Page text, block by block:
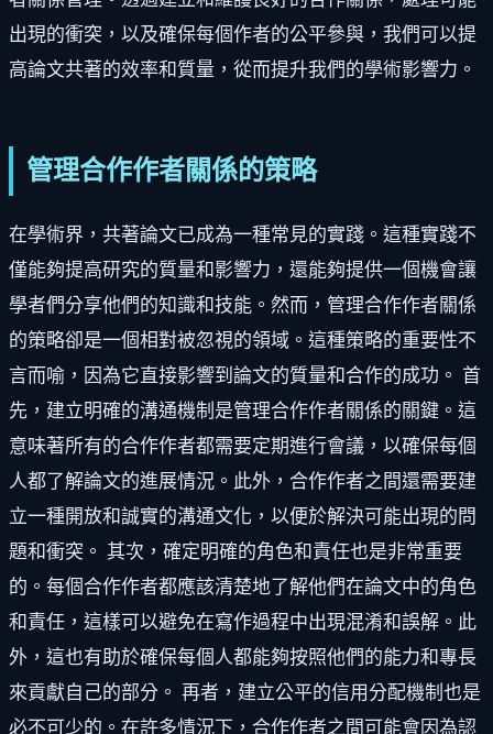
出現的衝突，以及確保每個作者的公平參與，我們可以提
高論文共著的效率和質量，從而提升我們的學術影響力。
管理合作作者關係的策略
在學術界，共著論文已成為一種常見的實踐。這種實踐不
僅能夠提高研究的質量和影響力，還能夠提供一個機會讓
學者們分享他們的知識和技能。然而，管理合作作者關係
的策略卻是一個相對被忽視的領域。這種策略的重要性不
言而喻，因為它直接影響到論文的質量和合作的成功。 首
先，建立明確的溝通機制是管理合作作者關係的關鍵。這
意味著所有的合作作者都需要定期進行會議，以確保每個
人都了解論文的進展情況。此外，合作作者之間還需要建
立一種開放和誠實的溝通文化，以便於解決可能出現的問
題和衝突。 其次，確定明確的角色和責任也是非常重要
的。每個合作作者都應該清楚地了解他們在論文中的角色
和責任，這樣可以避免在寫作過程中出現混淆和誤解。此
外，這也有助於確保每個人都能夠按照他們的能力和專長
來貢獻自己的部分。 再者，建立公平的信用分配機制也是
必不可少的。在許多情況下，合作作者之間可能會因為認